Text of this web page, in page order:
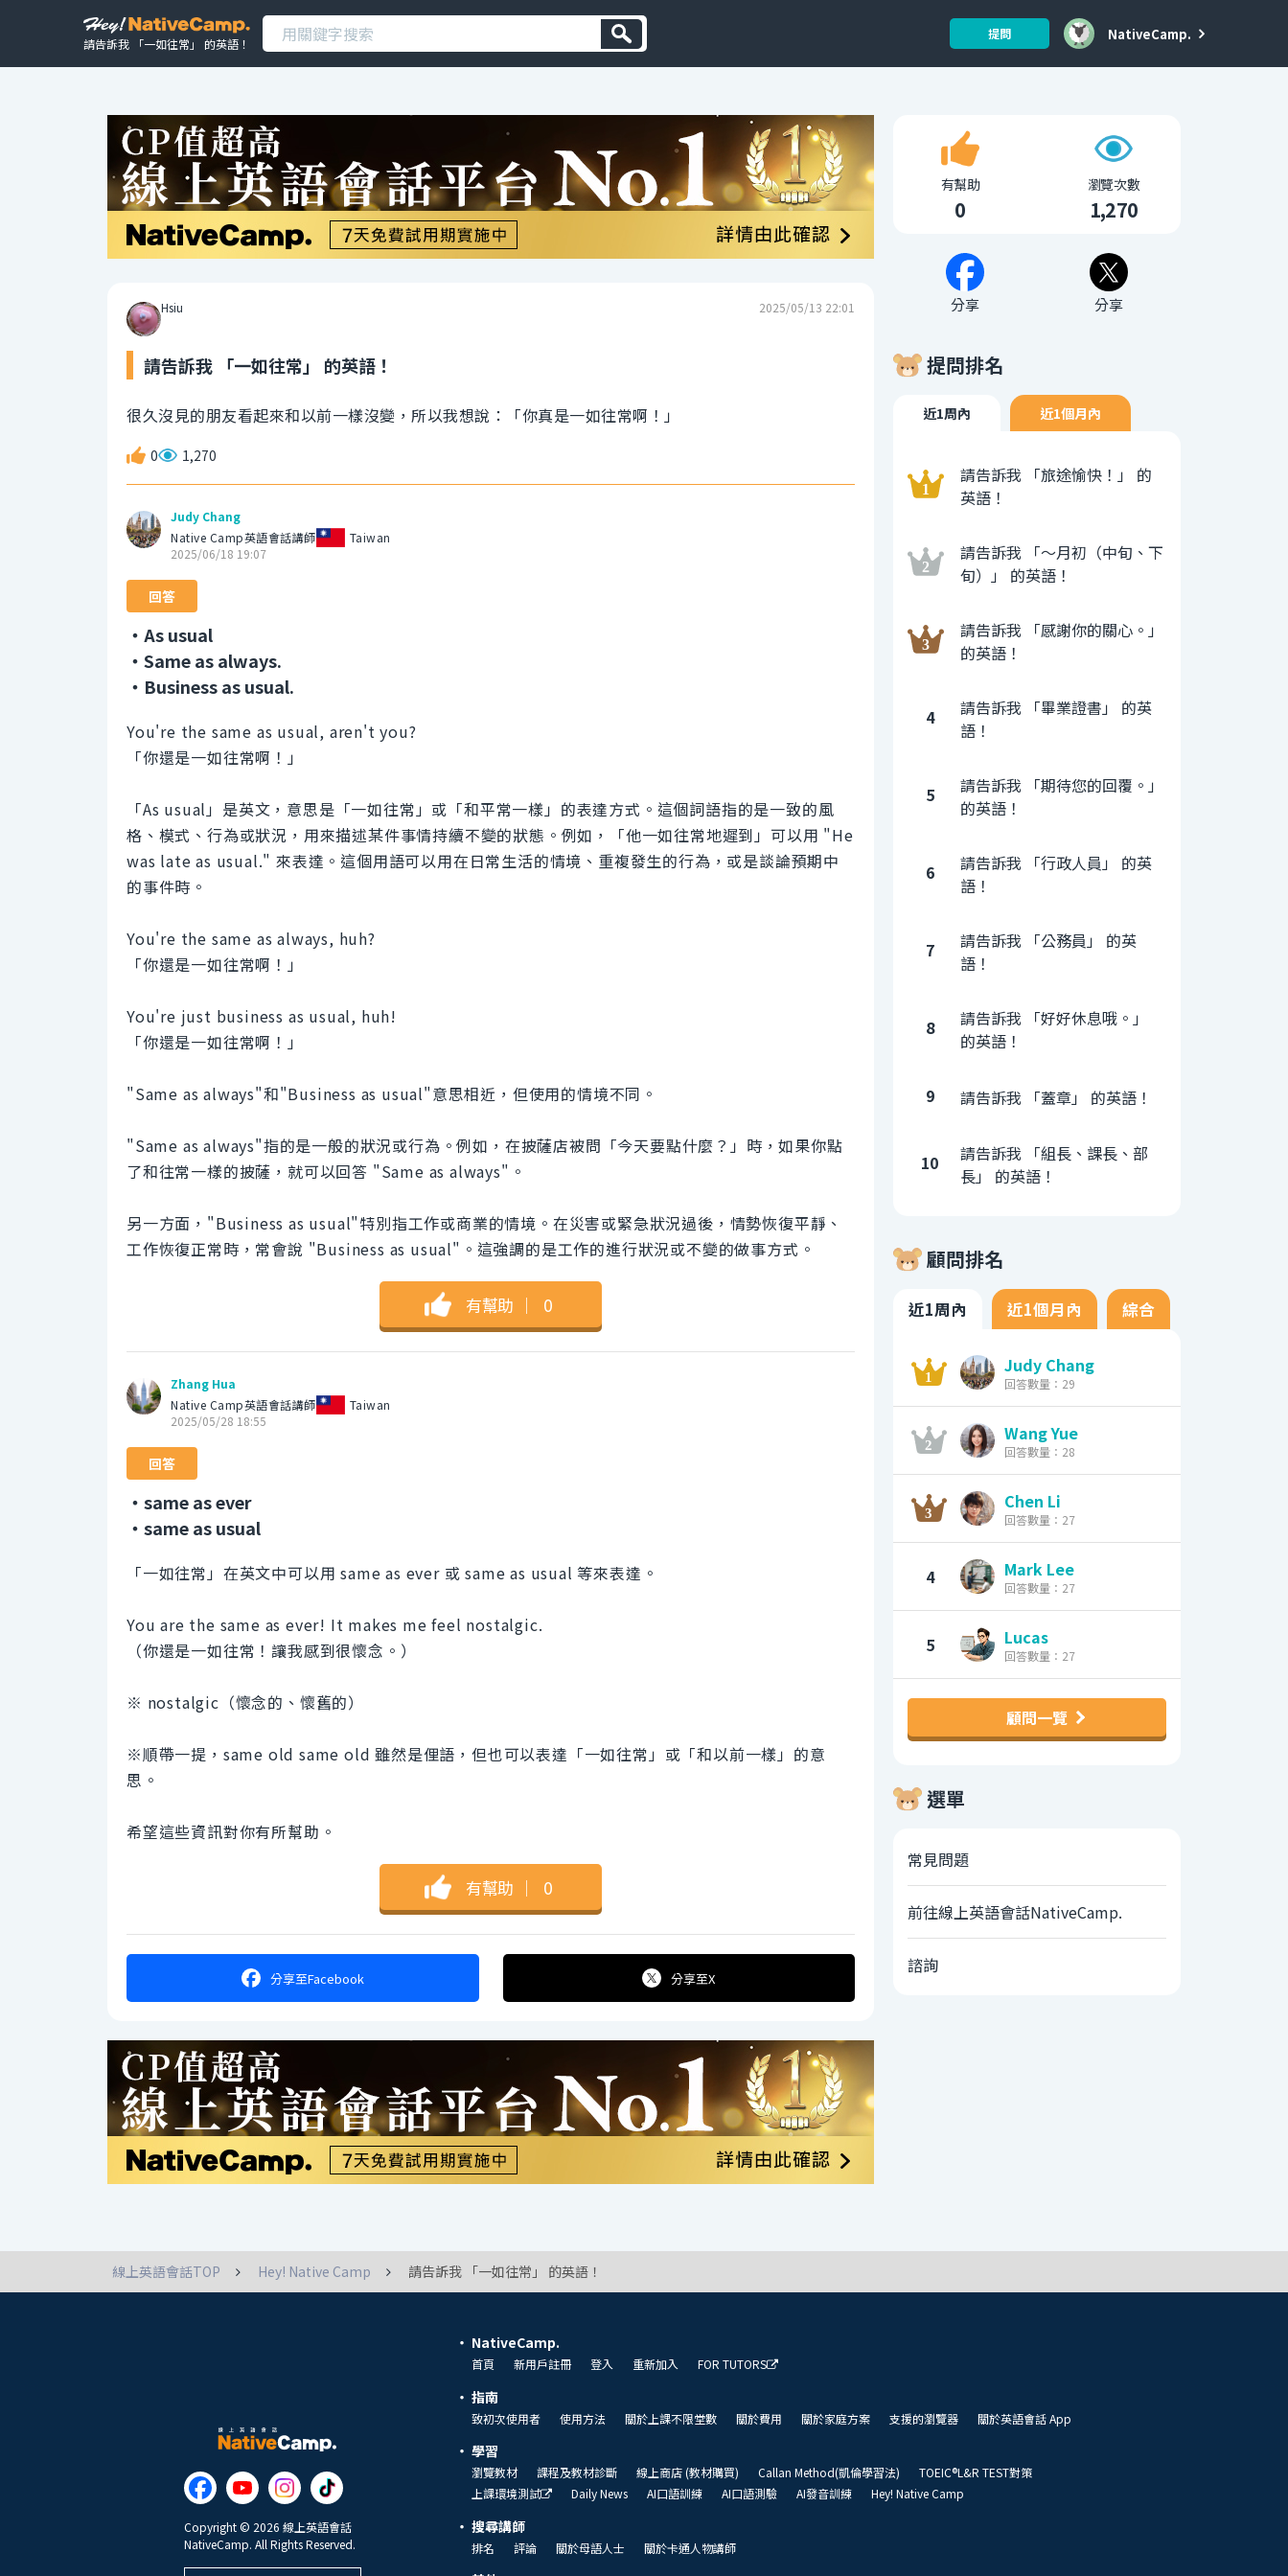
請告訴我 「一如往常」 的英語！
提問 NativeCamp.
Hsiu 2025/05/13 22:01
請告訴我 「一如往常」 的英語！
很久沒見的朋友看起來和以前一樣沒變，所以我想說：「你真是一如往常啊！」
0 1,270
Judy Chang
Native Camp英語會話講師
Taiwan
2025/06/18 19:07
回答
・As usual
・Same as always.
・Business as usual.
You're the same as usual, aren't you?
「你還是一如往常啊！」
「As usual」是英文，意思是「一如往常」或「和平常一樣」的表達方式。這個詞語指的是一致的風
格、模式、行為或狀況，用來描述某件事情持續不變的狀態。例如，「他一如往常地遲到」可以用 "He
was late as usual." 來表達。這個用語可以用在日常生活的情境、重複發生的行為，或是談論預期中
的事件時。
You're the same as always, huh?
「你還是一如往常啊！」
You're just business as usual, huh!
「你還是一如往常啊！」
"Same as always"和"Business as usual"意思相近，但使用的情境不同。
"Same as always"指的是一般的狀況或行為。例如，在披薩店被問「今天要點什麼？」時，如果你點
了和往常一樣的披薩，就可以回答 "Same as always"。
另一方面，"Business as usual"特別指工作或商業的情境。在災害或緊急狀況過後，情勢恢復平靜、
工作恢復正常時，常會說 "Business as usual"。這強調的是工作的進行狀況或不變的做事方式。
有幫助 ｜ 0
Zhang Hua
Native Camp英語會話講師
Taiwan
2025/05/28 18:55
回答
・same as ever
・same as usual
「一如往常」在英文中可以用 same as ever 或 same as usual 等來表達。
You are the same as ever! It makes me feel nostalgic.
（你還是一如往常！讓我感到很懷念。）
※ nostalgic（懷念的、懷舊的）
※順帶一提，same old same old 雖然是俚語，但也可以表達「一如往常」或「和以前一樣」的意
思。
希望這些資訊對你有所幫助。
有幫助 ｜ 0
分享至Facebook 分享至X
有幫助
0
瀏覽次數
1,270
分享 分享
提問排名
近1周內 近1個月內
請告訴我 「旅途愉快！」 的
英語！
請告訴我 「〜月初（中旬、下
旬）」 的英語！
請告訴我 「感謝你的關心。」
的英語！
4
請告訴我 「畢業證書」 的英
語！
5
請告訴我 「期待您的回覆。」
的英語！
6
請告訴我 「行政人員」 的英
語！
7
請告訴我 「公務員」 的英
語！
8
請告訴我 「好好休息哦。」
的英語！
9 請告訴我 「蓋章」 的英語！
10
請告訴我 「組長、課長、部
長」 的英語！
顧問排名
近1周內 近1個月內 綜合
Judy Chang
回答數量：29
Wang Yue
回答數量：28
Chen Li
回答數量：27
4 Mark Lee
回答數量：27
5 Lucas
回答數量：27
顧問一覽
選單
常見問題
前往線上英語會話NativeCamp.
諮詢
線上英語會話TOP Hey! Native Camp 請告訴我 「一如往常」 的英語！
Copyright © 2026 線上英語會話
NativeCamp. All Rights Reserved.
NativeCamp.
首頁 新用戶註冊 登入 重新加入 FOR TUTORS
指南
致初次使用者 使用方法 關於上課不限堂數 關於費用 關於家庭方案 支援的瀏覽器 關於英語會話 App
學習
瀏覽教材 課程及教材診斷 線上商店 (教材購買) Callan Method(凱倫學習法)
TOEIC®L&R TEST對策
上課環境測試
Daily News AI口語訓練 AI口語測驗 AI發音訓練 Hey! Native Camp
搜尋講師
排名 評論 關於母語人士 關於卡通人物講師